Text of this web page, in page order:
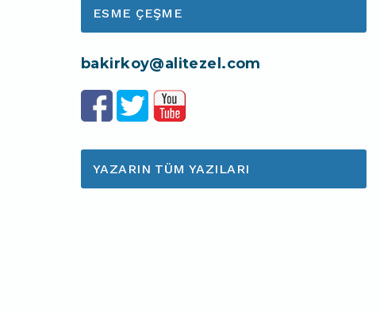
ESME ÇEŞME
bakirkoy@alitezel.com
YAZARIN TÜM YAZILARI